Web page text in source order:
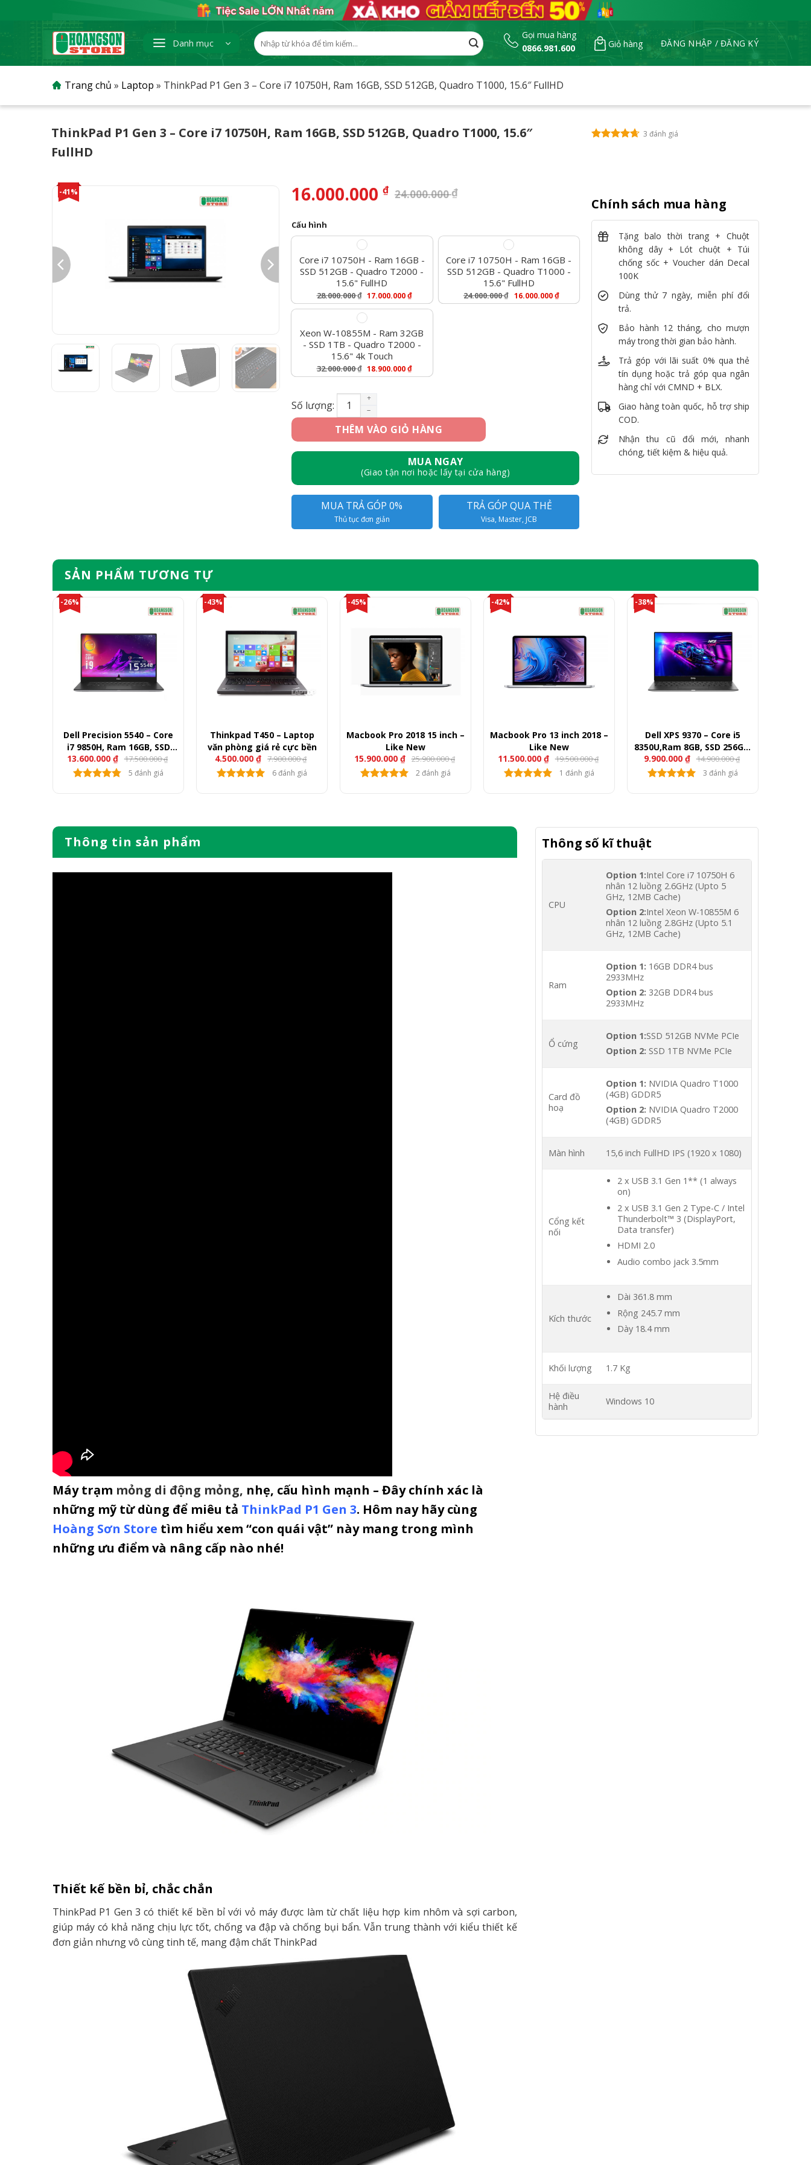
content
Danh mục
Tìm
kiếm:
Gọi mua hàng
0866.981.600
Giỏ hàng ĐĂNG NHẬP / ĐĂNG KÝ
Trang chủ » Laptop » ThinkPad P1 Gen 3 – Core i7 10750H, Ram 16GB, SSD 512GB, Quadro T1000, 15.6″ FullHD
ThinkPad P1 Gen 3 – Core i7 10750H, Ram 16GB, SSD 512GB, Quadro T1000, 15.6″
FullHD
3 đánh giá
-41% 16.000.000₫ 24.000.000₫
Cấu hình
Core i7 10750H - Ram 16GB -
SSD 512GB - Quadro T2000 -
15.6" FullHD
28.000.000₫
Giá
28.000.000 ₫.
17.000.000₫
Giá
Là:
17.000.000 ₫.
Core i7 10750H - Ram 16GB -
SSD 512GB - Quadro T1000 -
15.6" FullHD
24.000.000₫
Giá
16.000.000₫
Giá
Xeon W-10855M - Ram 32GB
- SSD 1TB - Quadro T2000 -
15.6" 4k Touch
32.000.000₫
Giá
32.000.000 ₫.
18.900.000₫
Giá
Là:
18.900.000 ₫.
Số lượng: ThinkPad P1 Gen 3 - Core i7 10750H, Ram 16GB, SSD 512GB, Quadro T1000, 15.6" FullHD số lượng
THÊM VÀO GIỎ HÀNG
MUA NGAY
(Giao tận nơi hoặc lấy tại cửa hàng)
MUA TRẢ GÓP 0%
Thủ tục đơn giản
TRẢ GÓP QUA THẺ
Visa, Master, JCB
Chính sách mua hàng
Tặng balo thời trang + Chuột
không dây + Lót chuột + Túi
chống sốc + Voucher dán Decal
100K
Dùng thử 7 ngày, miễn phí đổi
trả.
Bảo hành 12 tháng, cho mượn
máy trong thời gian bảo hành.
Trả góp với lãi suất 0% qua thẻ
tín dụng hoặc trả góp qua ngân
hàng chỉ với CMND + BLX.
Giao hàng toàn quốc, hỗ trợ ship
COD.
Nhận thu cũ đổi mới, nhanh
chóng, tiết kiệm & hiệu quả.
SẢN PHẨM TƯƠNG TỰ
-26%
Dell Precision 5540 – Core
i7 9850H, Ram 16GB, SSD
512GB, Quadro T1000, 15.6″
FullHD
13.600.000 ₫ 17.500.000₫
5 đánh giá
-43%
Thinkpad T450 – Laptop
văn phòng giá rẻ cực bền
4.500.000₫ 7.900.000₫
6 đánh giá
-45%
Macbook Pro 2018 15 inch –
Like New
15.900.000 ₫ 25.900.000₫
2 đánh giá
-42%
Macbook Pro 13 inch 2018 –
Like New
11.500.000 ₫ 19.500.000₫
1 đánh giá
-38%
Dell XPS 9370 – Core i5
8350U,Ram 8GB, SSD 256GB,
13.3″ FullHD
9.900.000 ₫ 14.900.000₫
3 đánh giá
Thông tin sản phẩm
Máy trạm mỏng di động mỏng, nhẹ, cấu hình mạnh – Đây chính xác là
những mỹ từ dùng để miêu tả ThinkPad P1 Gen 3. Hôm nay hãy cùng
Hoàng Sơn Store tìm hiểu xem “con quái vật” này mang trong mình
những ưu điểm và nâng cấp nào nhé!
Thiết kế bền bỉ, chắc chắn
ThinkPad P1 Gen 3 có thiết kế bền bỉ với vỏ máy được làm từ chất liệu hợp kim nhôm và sợi carbon,
giúp máy có khả năng chịu lực tốt, chống va đập và chống bụi bẩn. Vẫn trung thành với kiểu thiết kế
đơn giản nhưng vô cùng tinh tế, mang đậm chất ThinkPad
Thông số kĩ thuật
CPU
Option 1:Intel Core i7 10750H 6
nhân 12 luồng 2.6GHz (Upto 5
GHz, 12MB Cache)
Option 2:Intel Xeon W-10855M 6
nhân 12 luồng 2.8GHz (Upto 5.1
GHz, 12MB Cache)
Ram
Option 1: 16GB DDR4 bus
2933MHz
Option 2: 32GB DDR4 bus
2933MHz
Ổ cứng
Option 1:SSD 512GB NVMe PCIe
Option 2: SSD 1TB NVMe PCIe
Card đồ
hoạ
Option 1: NVIDIA Quadro T1000
(4GB) GDDR5
Option 2: NVIDIA Quadro T2000
(4GB) GDDR5
Màn hình 15,6 inch FullHD IPS (1920 x 1080)
Cổng kết
nối
2 x USB 3.1 Gen 1** (1 always
on)
2 x USB 3.1 Gen 2 Type-C / Intel
Thunderbolt™ 3 (DisplayPort,
Data transfer)
HDMI 2.0
Audio combo jack 3.5mm
Kích thước
Dài 361.8 mm
Rộng 245.7 mm
Dày 18.4 mm
Khối lượng 1.7 Kg
Hệ điều
hành
Windows 10